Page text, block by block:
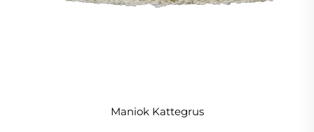
Maniok Kattegrus